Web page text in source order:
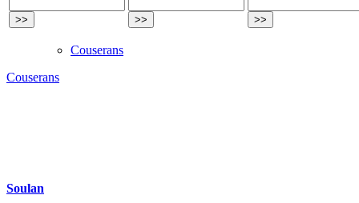
Couserans
Couserans
Soulan